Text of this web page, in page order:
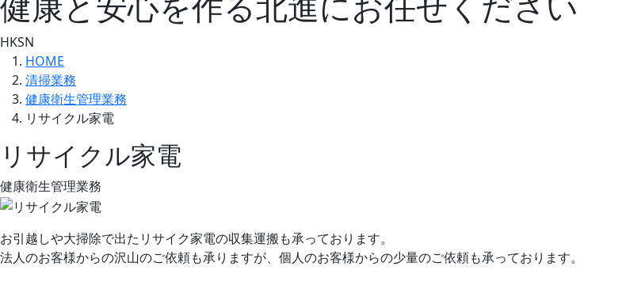
HKSN
HOME
清掃業務
健康衛生管理業務
リサイクル家電
リサイクル家電
健康衛生管理業務
お引越しや大掃除で出たリサイク家電の収集運搬も承っております。
法人のお客様からの沢山のご依頼も承りますが、個人のお客様からの少量のご依頼も承っております。